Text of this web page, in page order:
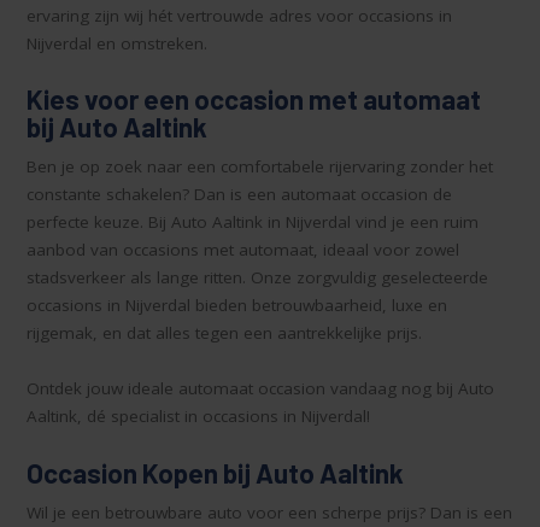
ervaring zijn wij hét vertrouwde adres voor occasions in
Nijverdal en omstreken.
Kies voor een occasion met automaat
bij Auto Aaltink
Ben je op zoek naar een comfortabele rijervaring zonder het
constante schakelen? Dan is een automaat occasion de
perfecte keuze. Bij Auto Aaltink in Nijverdal vind je een ruim
aanbod van occasions met automaat, ideaal voor zowel
stadsverkeer als lange ritten. Onze zorgvuldig geselecteerde
occasions in Nijverdal bieden betrouwbaarheid, luxe en
rijgemak, en dat alles tegen een aantrekkelijke prijs.
Ontdek jouw ideale automaat occasion vandaag nog bij Auto
Aaltink, dé specialist in occasions in Nijverdal!
Occasion Kopen bij Auto Aaltink
Wil je een betrouwbare auto voor een scherpe prijs? Dan is een